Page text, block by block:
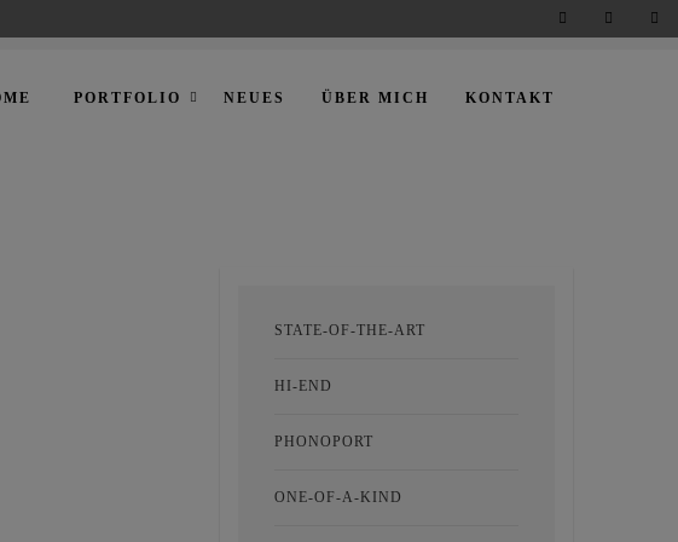
PORTFOLIO NEUES ÜBER MICH KONTAKT
STATE-OF-THE-ART
HI-END
PHONOPORT
ONE-OF-A-KIND